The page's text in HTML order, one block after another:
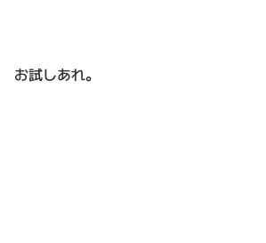
お試しあれ。